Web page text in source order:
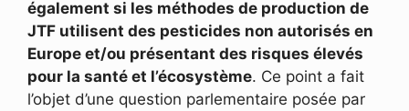
également si les méthodes de production de
JTF utilisent des pesticides non autorisés en
Europe et/ou présentant des risques élevés
pour la santé et l’écosystème. Ce point a fait
l’objet d’une question parlementaire posée par